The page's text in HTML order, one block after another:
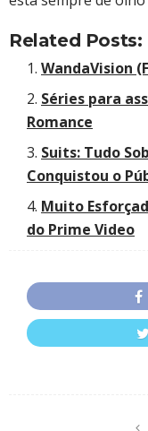
Related Posts:
WandaVision
Séries para
Romance
Suits: Tudo
Conquistou o
Muito
do Prime Video